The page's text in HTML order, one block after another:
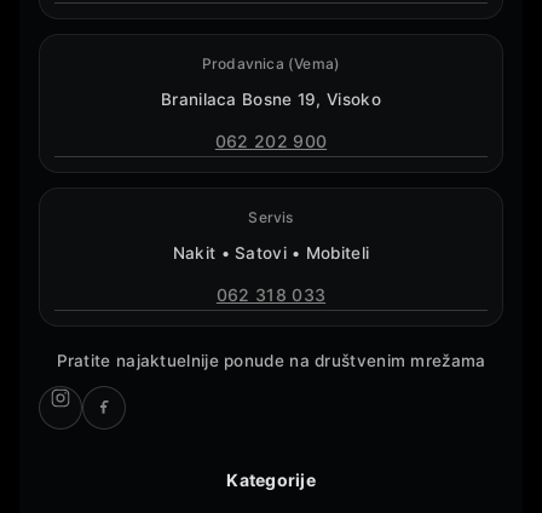
Prodavnica (Vema)
Branilaca Bosne 19, Visoko
062 202 900
Servis
Nakit • Satovi • Mobiteli
062 318 033
Pratite najaktuelnije ponude na društvenim mrežama
Kategorije